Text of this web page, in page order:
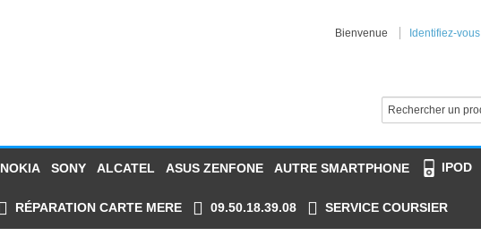
Bienvenue Identifiez-vous
NOKIA SONY ALCATEL ASUS ZENFONE AUTRE SMARTPHONE IPOD
RÉPARATION CARTE MERE 09.50.18.39.08 SERVICE COURSIER